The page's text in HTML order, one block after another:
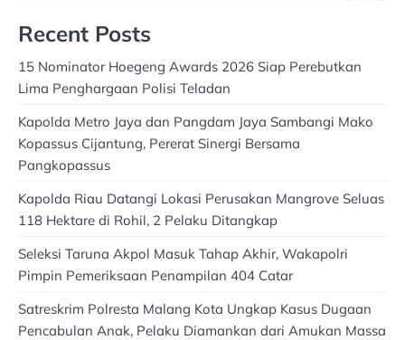
Recent Posts
15 Nominator Hoegeng Awards 2026 Siap Perebutkan
Lima Penghargaan Polisi Teladan
Kapolda Metro Jaya dan Pangdam Jaya Sambangi Mako
Kopassus Cijantung, Pererat Sinergi Bersama
Pangkopassus
Kapolda Riau Datangi Lokasi Perusakan Mangrove Seluas
118 Hektare di Rohil, 2 Pelaku Ditangkap
Seleksi Taruna Akpol Masuk Tahap Akhir, Wakapolri
Pimpin Pemeriksaan Penampilan 404 Catar
Satreskrim Polresta Malang Kota Ungkap Kasus Dugaan
Pencabulan Anak, Pelaku Diamankan dari Amukan Massa